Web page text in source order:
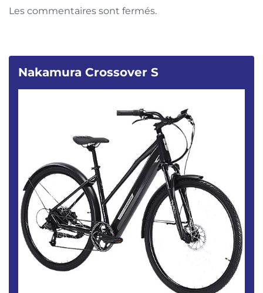
Les commentaires sont fermés.
Nakamura Crossover S